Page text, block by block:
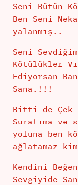
Seni Bütün
Ben Seni
yalanmış..
Seni
Kötülükler
Ediyorsan
Sana.!!!
Bitti de Çek
Suratıma ve
yoluna ben
ağlatamaz
Kendini
Sevgiyide